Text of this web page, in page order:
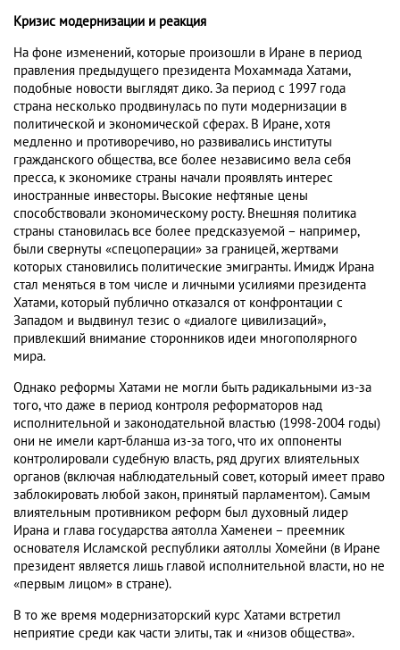
Кризис модернизации и реакция
На фоне изменений, которые произошли в Иране в период
правления предыдущего президента Мохаммада Хатами,
подобные новости выглядят дико. За период с 1997 года
страна несколько продвинулась по пути модернизации в
политической и экономической сферах. В Иране, хотя
медленно и противоречиво, но развивались институты
гражданского общества, все более независимо вела себя
пресса, к экономике страны начали проявлять интерес
иностранные инвесторы. Высокие нефтяные цены
способствовали экономическому росту. Внешняя политика
страны становилась все более предсказуемой – например,
были свернуты «спецоперации» за границей, жертвами
которых становились политические эмигранты. Имидж Ирана
стал меняться в том числе и личными усилиями президента
Хатами, который публично отказался от конфронтации с
Западом и выдвинул тезис о «диалоге цивилизаций»,
привлекший внимание сторонников идеи многополярного
мира.
Однако реформы Хатами не могли быть радикальными из-за
того, что даже в период контроля реформаторов над
исполнительной и законодательной властью (1998-2004 годы)
они не имели карт-бланша из-за того, что их оппоненты
контролировали судебную власть, ряд других влиятельных
органов (включая наблюдательный совет, который имеет право
заблокировать любой закон, принятый парламентом). Самым
влиятельным противником реформ был духовный лидер
Ирана и глава государства аятолла Хаменеи – преемник
основателя Исламской республики аятоллы Хомейни (в Иране
президент является лишь главой исполнительной власти, но не
«первым лицом» в стране).
В то же время модернизаторский курс Хатами встретил
неприятие среди как части элиты, так и «низов общества».